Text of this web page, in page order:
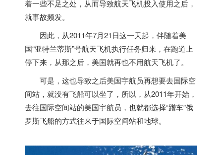
着一些不足之处，从而导致航天飞机投入使用之后，
就事故频发。
因此，从2011年7月21日这一天起，伴随着美
国“亚特兰蒂斯”号航天飞机执行任务归来，在跑道上
停下来，从那之后， 美国就再也不用航天飞机了。
可是，这也导致之后美国宇航员再想要去国际空
间站，就没有飞船可以坐了，所以，从2011年开始，
去往国际空间站的美国宇航员，也就都选择“蹭车”俄
罗斯飞船的方式往来于国际空间站和地球。